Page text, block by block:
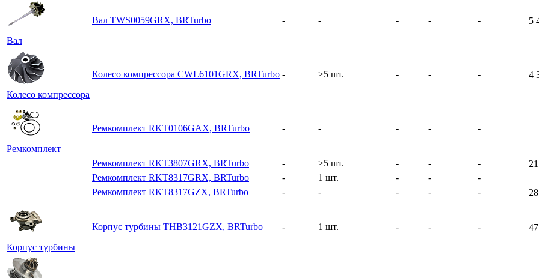
Вал
Вал TWS0059GRX, BRTurbo - - - - - 5
Колесо компрессора
Колесо компрессора CWL6101GRX, BRTurbo - >5 шт. - - - 4
Ремкомплект
Ремкомплект RKT0106GAX, BRTurbo - - - - -
Ремкомплект RKT3807GRX, BRTurbo - >5 шт. - - -
Ремкомплект RKT8317GRX, BRTurbo
- 1 шт. - -
-
Ремкомплект RKT8317GZX, BRTurbo
- - - - -
Корпус турбины
Корпус турбины THB3121GZX, BRTurbo - 1 шт. - - -